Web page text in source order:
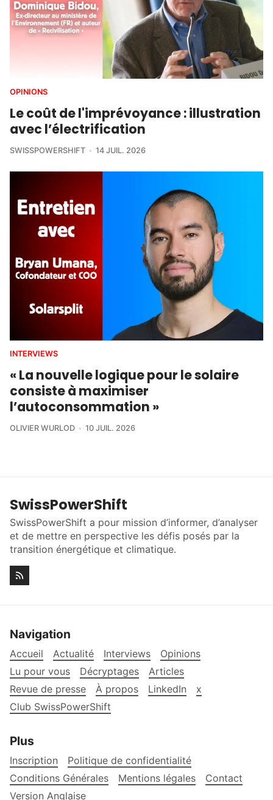
OPINIONS
Le coût de l'imprévoyance : illustration
avec l’électrification
SWISSPOWERSHIFT 14 JUIL. 2026
INTERVIEWS
« La nouvelle logique pour le solaire
consiste à maximiser
l’autoconsommation »
OLIVIER WURLOD 10 JUIL. 2026
SwissPowerShift
SwissPowerShift a pour mission d’informer, d’analyser
et de mettre en perspective les défis posés par la
transition énergétique et climatique.
Navigation
Accueil Actualité Interviews
Opinions
Lu pour vous
Décryptages
Articles
Revue de presse
À propos LinkedIn
x
Club SwissPowerShift
Plus
Inscription
Politique de confidentialité
Conditions Générales
Mentions légales
Contact
Version Anglaise